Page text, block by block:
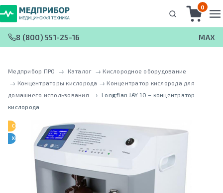
0
8 (800) 551-25-16 MAX
Медприбор ПРО → Каталог → Кислородное оборудование
→ Концентраторы кислорода → Концентратор кислорода для
домашнего использования →
Longfian JAY 10 – концентратор
кислорода
СОХРАНЯЕМ ЦЕНУ
ХИТ ПРОДАЖ